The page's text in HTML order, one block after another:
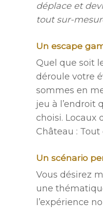
déplace et
tout sur-
Un escape
Quel que soit
déroule votre
sommes en
jeu à l’endroit
choisi. Locaux
Château : Tout
Un scénario
Vous désirez
une
l’expérience